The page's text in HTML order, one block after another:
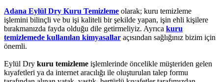
Adana Eylül Dry Kuru Temizleme olarak; kuru temizleme
işlemini bilinçli ve bu işi kaliteli bir şekilde yapan, işin ehli kişilere
bırakmanızda fayda olduğu dile getirmeliyiz. Ayrıca kuru
temizlemede kullanılan kimyasallar açısından sağlığınız bizim için
önemli.
Eylül Dry kuru temizleme işlemlerinde öncelikle müşteriden gelen
kıyafetleri ya da internet aracılığı ile oluşturulan talep formu